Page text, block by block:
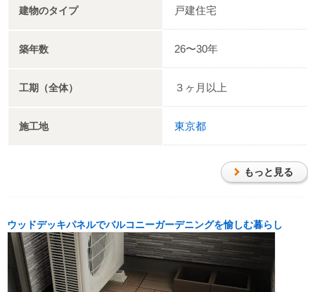
建物のタイプ 戸建住宅
築年数 26〜30年
工期（全体） ３ヶ月以上
施工地 東京都
もっと見る
ウッドデッキパネルでバルコニーガーデニングを愉しむ暮らし